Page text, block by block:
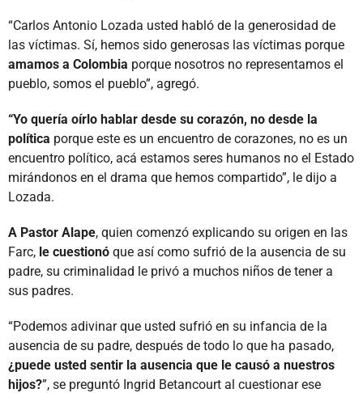
“Carlos Antonio Lozada usted habló de la generosidad de
las víctimas. Sí, hemos sido generosas las víctimas porque
amamos a Colombia porque nosotros no representamos el
pueblo, somos el pueblo”, agregó.
“Yo quería oírlo hablar desde su corazón, no desde la
política porque este es un encuentro de corazones, no es un
encuentro político, acá estamos seres humanos no el Estado
mirándonos en el drama que hemos compartido”, le dijo a
Lozada.
A Pastor Alape, quien comenzó explicando su origen en las
Farc, le cuestionó que así como sufrió de la ausencia de su
padre, su criminalidad le privó a muchos niños de tener a
sus padres.
“Podemos adivinar que usted sufrió en su infancia de la
ausencia de su padre, después de todo lo que ha pasado,
¿puede usted sentir la ausencia que le causó a nuestros
hijos?”, se preguntó Ingrid Betancourt al cuestionar ese